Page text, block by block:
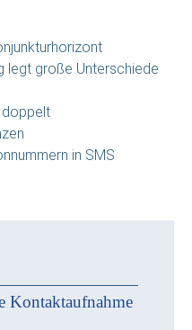
legt große Unterschiede
in SMS
Kontaktaufnahme